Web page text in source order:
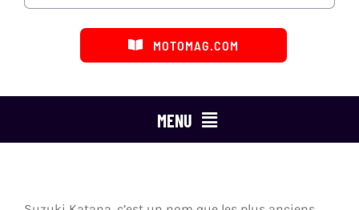
MOTOMAG.COM
MENU
MARQUES